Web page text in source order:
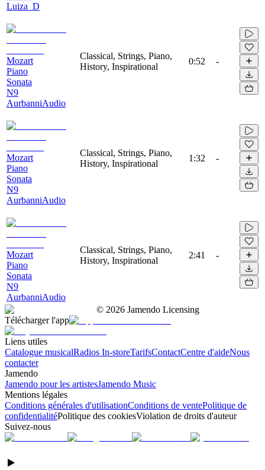
Luiza_D
Mozart
Piano
Sonata
N9
AurbanniAudio
Classical, Strings, Piano,
History, Inspirational
0:52 -
Mozart
Piano
Sonata
N9
AurbanniAudio
Classical, Strings, Piano,
History, Inspirational
1:32 -
Mozart
Piano
Sonata
N9
AurbanniAudio
Classical, Strings, Piano,
History, Inspirational
2:41 -
© 2026 Jamendo Licensing
Télécharger l'app
Liens utiles
Catalogue musicalRadios In-storeTarifsContactCentre d'aideNous
contacter
Jamendo
Jamendo pour les artistesJamendo Music
Mentions légales
Conditions générales d'utilisationConditions de ventePolitique de
confidentialitéPolitique des cookiesViolation de droits d'auteur
Suivez-nous